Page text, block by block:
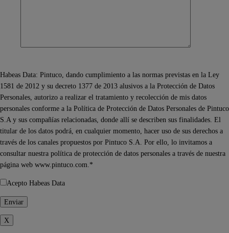
Habeas Data: Pintuco, dando cumplimiento a las normas previstas en la Ley
1581 de 2012 y su decreto 1377 de 2013 alusivos a la Protección de Datos
Personales, autorizo a realizar el tratamiento y recolección de mis datos
personales conforme a la Política de Protección de Datos Personales de Pintuco
S.A y sus compañías relacionadas, donde allí se describen sus finalidades. El
titular de los datos podrá, en cualquier momento, hacer uso de sus derechos a
través de los canales propuestos por Pintuco S.A. Por ello, lo invitamos a
consultar nuestra política de protección de datos personales a través de nuestra
página web www.pintuco.com.*
Acepto Habeas Data
X